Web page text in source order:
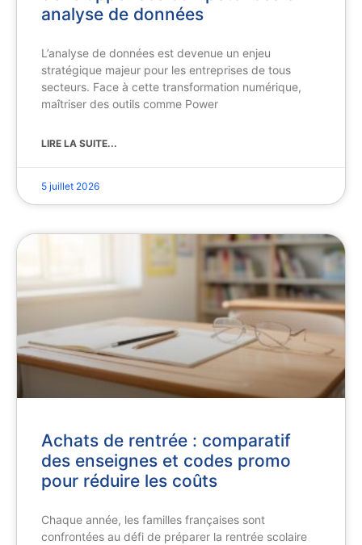
analyse de données
L’analyse de données est devenue un enjeu
stratégique majeur pour les entreprises de tous
secteurs. Face à cette transformation numérique,
maîtriser des outils comme Power
LIRE LA SUITE...
5 juillet 2026
Achats de rentrée : comparatif
des enseignes et codes promo
pour réduire les coûts
Chaque année, les familles françaises sont
confrontées au défi de préparer la rentrée scolaire